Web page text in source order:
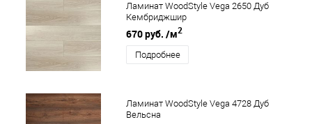
Ламинат WoodStyle Vega 2650 Дуб
Кембриджшир
670 руб. /м2
Подробнее
Ламинат WoodStyle Vega 4728 Дуб
Вельсна